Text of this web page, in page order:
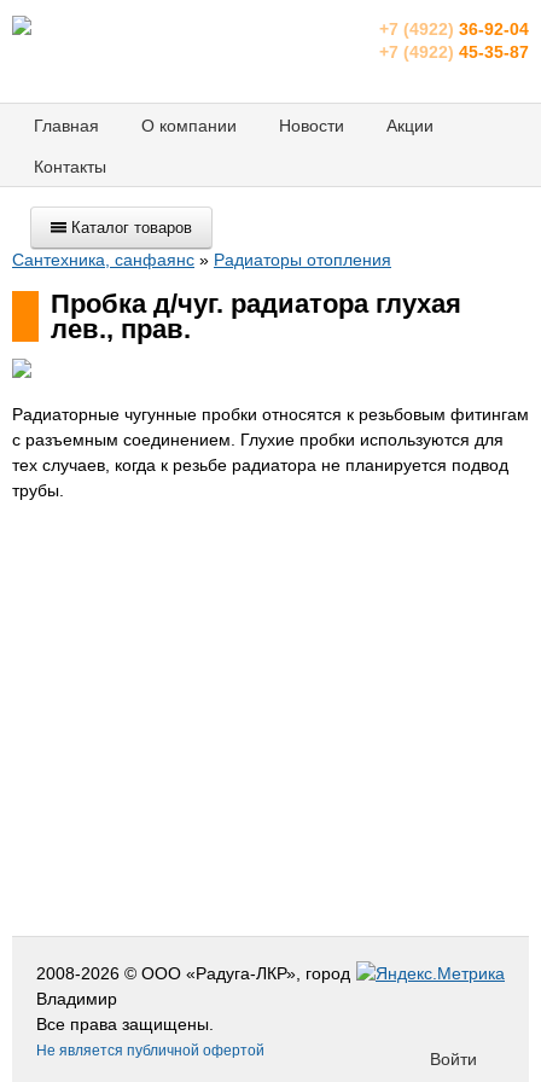
+7 (4922) 36-92-04
+7 (4922) 45-35-87
Главная О компании Новости Акции
Контакты
Каталог товаров
Сантехника, санфаянс » Радиаторы отопления
Пробка д/чуг. радиатора глухая
лев., прав.
Радиаторные чугунные пробки относятся к резьбовым фитингам
с разъемным соединением. Глухие пробки используются для
тех случаев, когда к резьбе радиатора не планируется подвод
трубы.
2008-2026 © ООО «Радуга-ЛКР», город
Владимир
Все права защищены.
Не является публичной офертой Войти